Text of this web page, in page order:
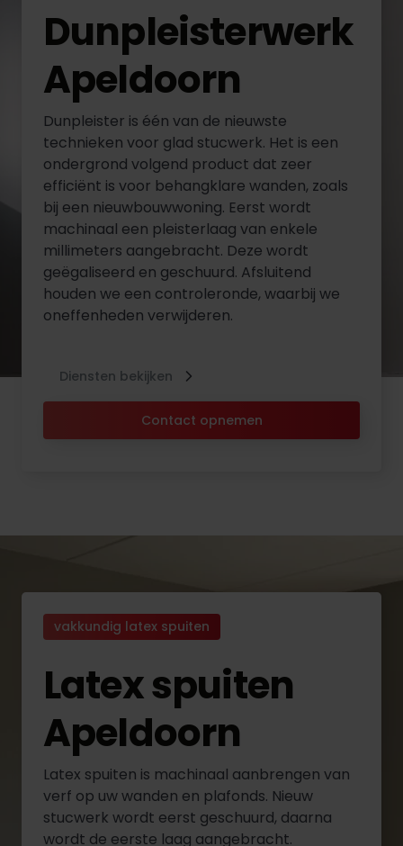
Dunpleisterwerk
Apeldoorn
Dunpleister is één van de nieuwste
technieken voor glad stucwerk. Het is een
ondergrond volgend product dat zeer
efficiënt is voor behangklare wanden, zoals
bij een nieuwbouwwoning. Eerst wordt
machinaal een pleisterlaag van enkele
millimeters aangebracht. Deze wordt
geëgaliseerd en geschuurd. Afsluitend
houden we een controleronde, waarbij we
oneffenheden verwijderen.
Contact opnemen
Diensten bekijken
vakkundig latex spuiten
Latex spuiten
Apeldoorn
Latex spuiten is machinaal aanbrengen van
verf op uw wanden en plafonds. Nieuw
stucwerk wordt eerst geschuurd, daarna
wordt de eerste laag aangebracht.